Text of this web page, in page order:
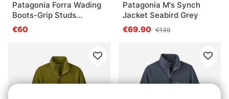
Patagonia Forra Wading
Boots-Grip Studs
Traction Kit Silver
€60
Patagonia M's Synch
Jacket Seabird Grey
€69.90 €139